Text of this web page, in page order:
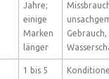
Jahre;
einige
Marken
länger
Gebrauch,
1 bis 5